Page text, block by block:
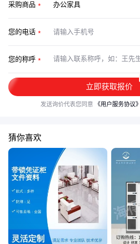
采购商品
您的电话
您的称呼
立即获取报价
发送询价代表您同意 《用户服务协议》
猜你喜欢